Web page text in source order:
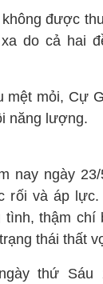
được
do cả hai
mệt mỏi, Cự
năng lượng.
nay ngày
rối và áp lực.
thậm chí
thái thất
thứ Sáu